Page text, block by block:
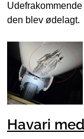
den blev ødelagt.
Havari